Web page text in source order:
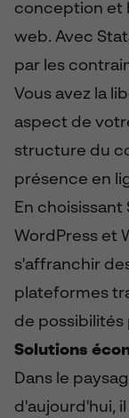
conception et
web. Avec
par les
Vous avez la
aspect de
structure du
présence en
En
WordPress et
s'affranchir
plateformes
de possibilités
Solutions
Dans le
d'aujourd'hui,